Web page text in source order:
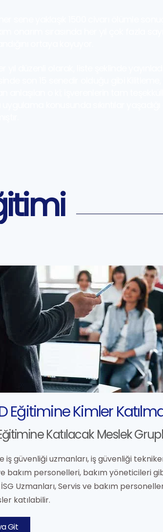
Eğitimine Kimler
Katılacak Meslek
iş güvenliği uzmanları, iş güvenliği
bakım personelleri, bakım yöneticileri
İSG Uzmanları, Servis ve bakım
katılabilir.
Git